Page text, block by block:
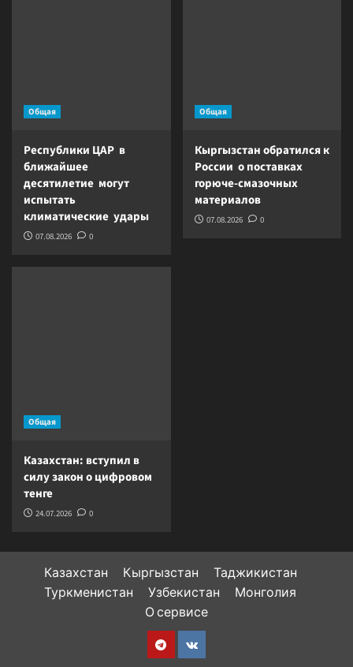
Общая
Республики ЦАР в
ближайшее
десятилетие могут
испытать
климатические удары
07.08.2026 0
Общая
Кыргызстан обратился к
России о поставках
горюче-смазочных
материалов
07.08.2026 0
Общая
Казахстан: вступил в
силу закон о цифровом
тенге
24.07.2026 0
Казахстан Кыргызстан
Таджикистан
Туркменистан
Узбекистан
Монголия
О сервисе
Telegram
VK